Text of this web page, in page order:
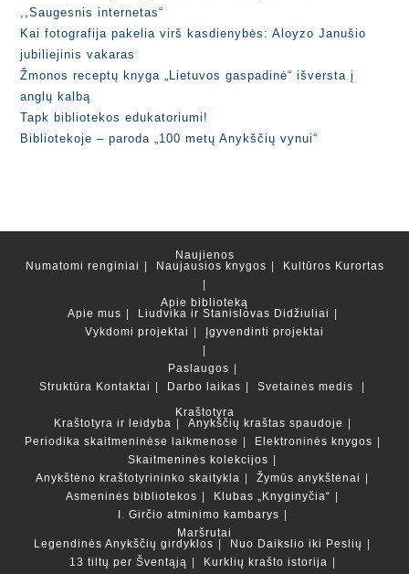
,,Saugesnis internetas“
Kai fotografija pakelia virš kasdienybės: Aloyzo Janušio
jubiliejinis vakaras
Žmonos receptų knyga „Lietuvos gaspadinė“ išversta į
anglų kalbą
Tapk bibliotekos edukatoriumi!
Bibliotekoje – paroda „100 metų Anykščių vynui“
Naujienos
Numatomi renginiai
Naujausios knygos Kultūros Kurortas
Apie biblioteką
Apie mus
Liudvika ir Stanislovas Didžiuliai
Vykdomi projektai
Įgyvendinti projektai
Paslaugos
Struktūra Kontaktai Darbo laikas
Svetainės medis
Kraštotyra
Kraštotyra ir leidyba
Anykščių kraštas spaudoje
Periodika skaitmeninėse laikmenose
Elektroninės knygos
Skaitmeninės kolekcijos
Anykštėno kraštotyrininko skaitykla
Žymūs anykštėnai
Asmeninės bibliotekos
Klubas „Knyginyčia“
I. Girčio atminimo kambarys
Maršrutai
Legendinės Anykščių girdyklos
Nuo Daikslio iki Peslių
13 tiltų per Šventąją
Kurklių krašto istorija